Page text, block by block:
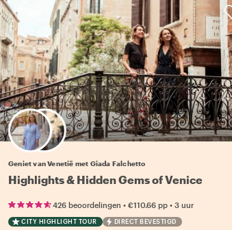
26 andere locals beschikbaar
Geniet van Venetië met Giada Falchetto
Highlights & Hidden Gems of Venice
426 beoordelingen • €110.66 pp • 3 uur
CITY HIGHLIGHT TOUR DIRECT BEVESTIGD